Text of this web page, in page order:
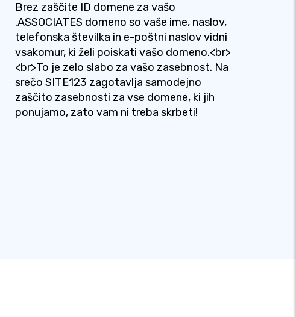
Brez zaščite ID domene za vašo
.ASSOCIATES domeno so vaše ime, naslov,
telefonska številka in e-poštni naslov vidni
vsakomur, ki želi poiskati vašo domeno.<br>
<br>To je zelo slabo za vašo zasebnost. Na
srečo SITE123 zagotavlja samodejno
zaščito zasebnosti za vse domene, ki jih
ponujamo, zato vam ni treba skrbeti!